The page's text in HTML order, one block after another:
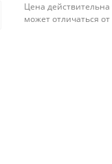
Цена
может отличаться